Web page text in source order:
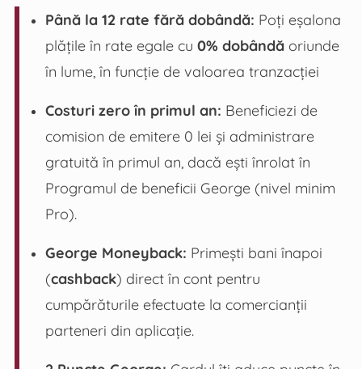
Până la 12 rate fără dobândă: Poți eșalona
plățile în rate egale cu 0% dobândăoriunde
în lume, în funcție de valoarea tranzacției
Costuri zero în primul an: Beneficiezi de
comision de emitere 0 lei și administrare
gratuită în primul an, dacă ești înrolat în
Programul de beneficii George (nivel minim
Pro).
George Moneyback: Primești bani înapoi
(cashback) direct în cont pentru
cumpărăturile efectuate la comercianții
parteneri din aplicație.